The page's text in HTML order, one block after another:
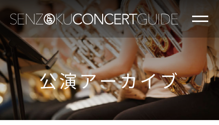
公演アーカイブ